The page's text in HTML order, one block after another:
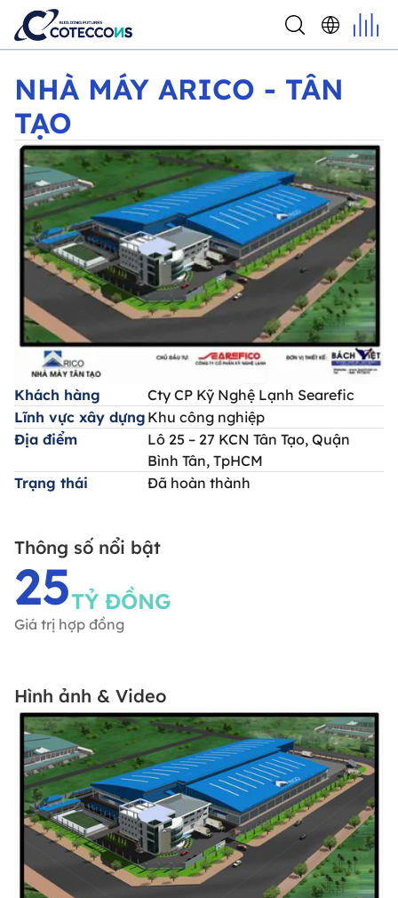
NHÀ MÁY ARICO - TÂN TẠO
NHÀ MÁY ARICO - TÂN
TẠO
Khách hàng
Cty CP Kỹ Nghệ Lạnh Searefic
Lĩnh vực xây dựng Khu công nghiệp
Địa điểm
Lô 25 – 27 KCN Tân Tạo, Quận
Bình Tân, TpHCM
Trạng thái
Đã hoàn thành
Thông số nổi bật
25TỶ ĐỒNG
Giá trị hợp đồng
Hình ảnh & Video